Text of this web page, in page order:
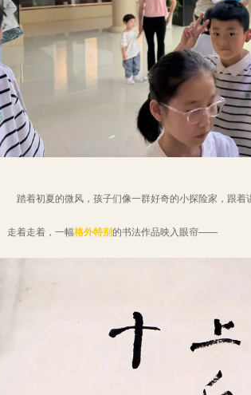
踏着初夏的微风，孩子们像一群好奇的小探险家，跟着
走着走着，一幅格外特别的书法作品映入眼帘——